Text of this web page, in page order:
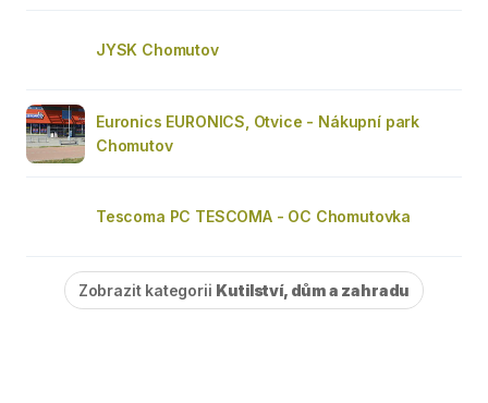
JYSK Chomutov
Euronics EURONICS, Otvice - Nákupní park
Chomutov
Tescoma PC TESCOMA - OC Chomutovka
Zobrazit kategorii Kutilství, dům a zahradu